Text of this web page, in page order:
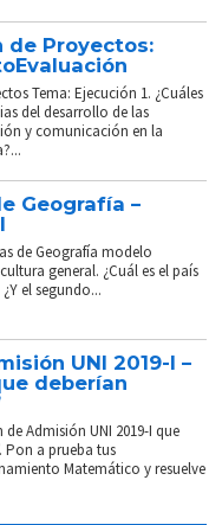
de Proyectos:
Tema: Ejecución 1. ¿Cuáles
del desarrollo de las
y comunicación en la
Geografía –
de Geografía modelo
general. ¿Cuál es el país
el segundo...
UNI 2019-I –
deberían
Admisión UNI 2019-I que
Pon a prueba tus
Matemático y resuelve